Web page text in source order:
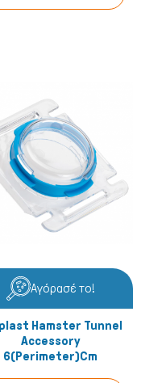
Αγόρασέ το!
Hamster Tunnel
Accessory
6(perimeter)cm